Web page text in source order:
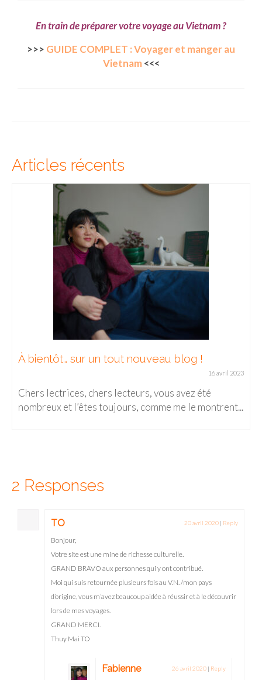
En train de préparer votre voyage au Vietnam ?
>>> GUIDE COMPLET : Voyager et manger au
Vietnam<<<
Articles récents
CHIANG MAI / Où prendre un café dans la
21 février 2019
Dans le nord de la Thaïlande, Chiang Mai est l’une
2 Responses
TO 20 avril 2020 | Reply
Bonjour,
Votre site est une mine de richesse culturelle.
GRAND BRAVO aux personnes qui y ont contribué.
Moi qui suis retournée plusieurs fois au V.N. /mon pays
d’origine, vous m’avez beaucoup aidée à réussir et à le découvrir
lors de mes voyages.
GRAND MERCI.
Thuy Mai TO
Fabienne 26 avril 2020 | Reply